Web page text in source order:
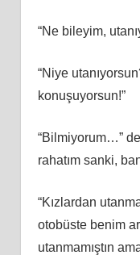
“Ne bileyim,
“Niye
konuşuyorsun!”
“Bilmiyorum…”
rahatım sanki,
“Kızlardan
otobüste benim
utanmamıştın